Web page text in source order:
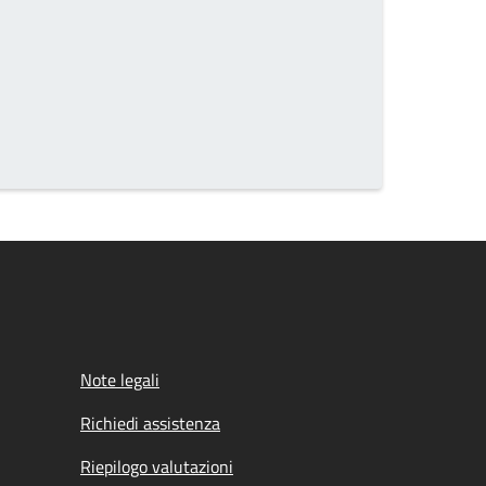
Note legali
Richiedi assistenza
Riepilogo valutazioni